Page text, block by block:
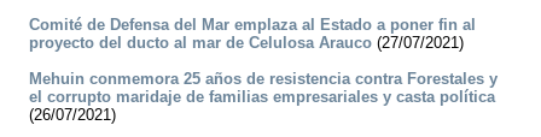
Comité de Defensa del Mar emplaza al Estado a poner fin al
proyecto del ducto al mar de Celulosa Arauco (27/07/2021)
Mehuin conmemora 25 años de resistencia contra Forestales y
el corrupto maridaje de familias empresariales y casta política
(26/07/2021)